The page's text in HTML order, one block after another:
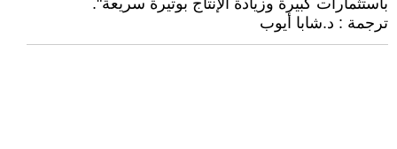
باستثمارات كبيرة وزيادة الإنتاج بوتيرة سريعة".
ترجمة : د.شابا أيوب